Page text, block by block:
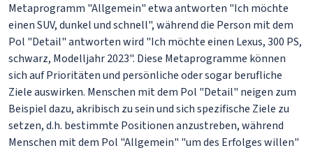
Metaprogramm "Allgemein" etwa antworten "Ich möchte
einen SUV, dunkel und schnell", während die Person mit dem
Pol "Detail" antworten wird "Ich möchte einen Lexus, 300 PS,
schwarz, Modelljahr 2023". Diese Metaprogramme können
sich auf Prioritäten und persönliche oder sogar berufliche
Ziele auswirken. Menschen mit dem Pol "Detail" neigen zum
Beispiel dazu, akribisch zu sein und sich spezifische Ziele zu
setzen, d.h. bestimmte Positionen anzustreben, während
Menschen mit dem Pol "Allgemein" "um des Erfolges willen"